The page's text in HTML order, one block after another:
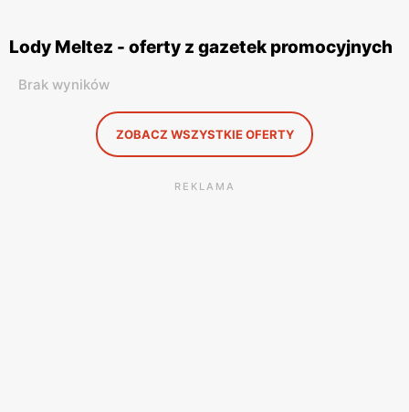
Lody Meltez - oferty z gazetek promocyjnych
Brak wyników
ZOBACZ WSZYSTKIE OFERTY
REKLAMA